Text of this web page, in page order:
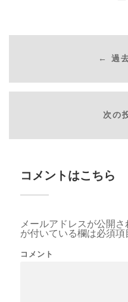
← 過
次の
コメントはこちら
メールアドレスが公開さ
が付いている欄は必須項
コメント